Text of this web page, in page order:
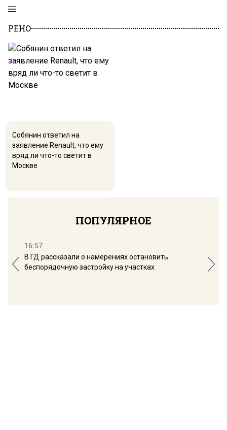
РЕНО
Собянин ответил на
заявление Renault, что ему
вряд ли что-то светит в
Москве
ПОПУЛЯРНОЕ
16:57
В ГД рассказали о намерениях остановить
беспорядочную застройку на участках